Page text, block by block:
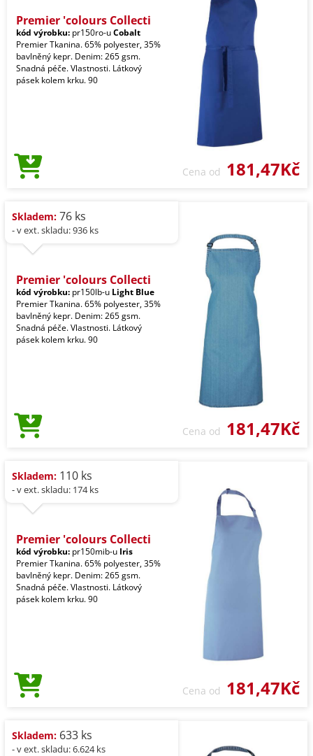
Premier 'colours Collecti
kód výrobku: pr150ro-uCobalt
Premier Tkanina. 65% polyester, 35%
bavlněný kepr. Denim: 265 gsm.
Snadná péče. Vlastnosti. Látkový
pásek kolem krku. 90
Cena od 181,47Kč
Skladem: 76 ks
- v ext. skladu: 936 ks
Premier 'colours Collecti
kód výrobku: pr150lb-u Light Blue
Premier Tkanina. 65% polyester, 35%
bavlněný kepr. Denim: 265 gsm.
Snadná péče. Vlastnosti. Látkový
pásek kolem krku. 90
Cena od 181,47Kč
Skladem: 110 ks
- v ext. skladu: 174 ks
Premier 'colours Collecti
kód výrobku: pr150mib-u Iris
Premier Tkanina. 65% polyester, 35%
bavlněný kepr. Denim: 265 gsm.
Snadná péče. Vlastnosti. Látkový
pásek kolem krku. 90
Cena od 181,47Kč
Skladem: 633 ks
- v ext. skladu: 6.624 ks